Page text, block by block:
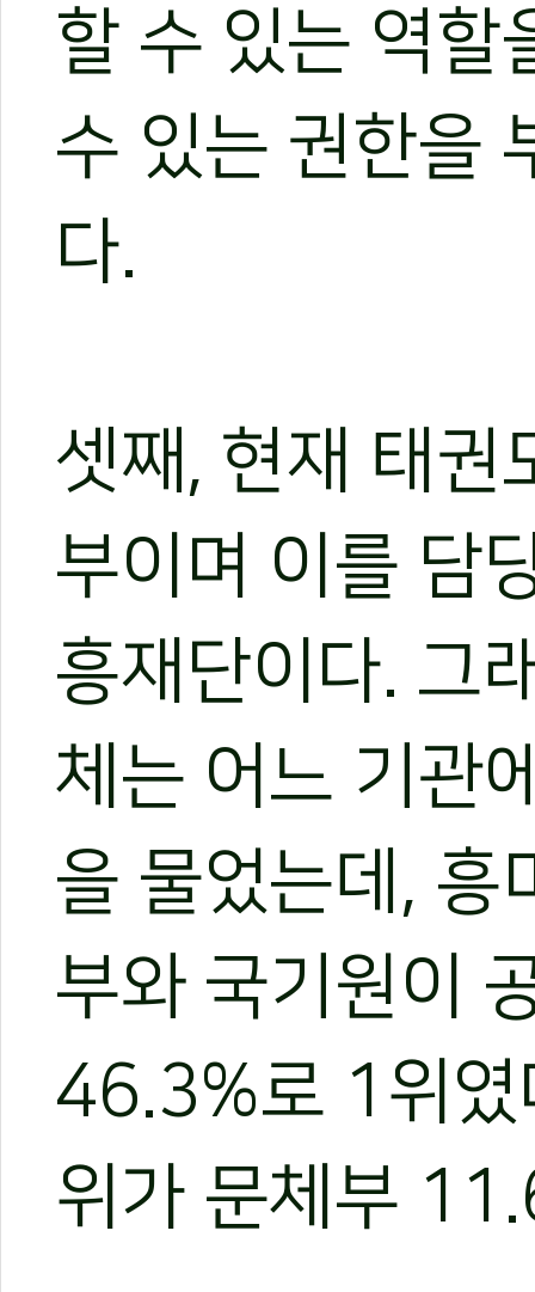
할 수 있는 역할
수 있는 권한을
다.
셋째, 현재 태권
부이며 이를 담
흥재단이다. 그
체는 어느 기관
을 물었는데, 흥
부와 국기원이
46.3%로 1위
위가 문체부